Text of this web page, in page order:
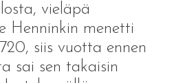
vieläpä
Henninkin menetti
siis vuotta ennen
sai sen takaisin